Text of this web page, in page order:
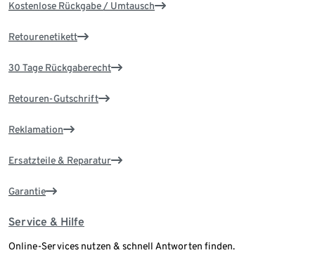
Kostenlose Rückgabe / Umtausch
Retourenetikett
30 Tage Rückgaberecht
Retouren-Gutschrift
Reklamation
Ersatzteile & Reparatur
Garantie
Service & Hilfe
Online-Services nutzen & schnell Antworten finden.